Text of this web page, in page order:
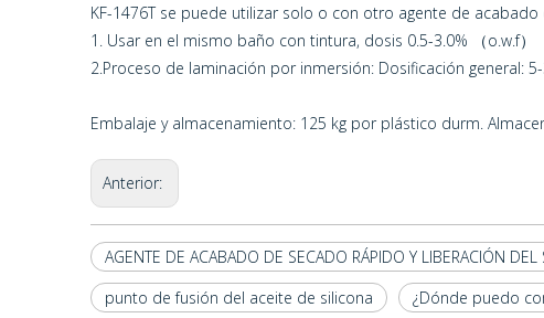
KF-1476T se puede utilizar solo o con otro agente de
1. Usar en el mismo baño con tintura, dosis 0.5-3.0% （o.w.f）
2.Proceso de laminación por inmersión: Dosificación general:
Embalaje y almacenamiento: 125 kg por plástico durm.
Anterior:
AGENTE DE ACABADO DE SECADO RÁPIDO Y LIBERACIÓN DEL
punto de fusión del aceite de silicona
¿Dónde puedo